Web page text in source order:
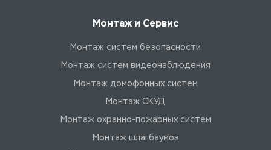
Монтаж и Сервис
Монтаж систем безопасности
Монтаж систем видеонаблюдения
Монтаж домофонных систем
Монтаж СКУД
Монтаж охранно-пожарных систем
Монтаж шлагбаумов